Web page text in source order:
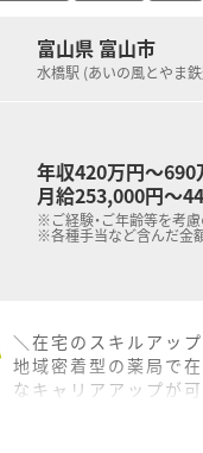
富山県 富山市
水橋駅 (あいの風とやま
年収420万円～690
月給253,000円～
※ご経験・ご年齢等を考
※各種手当など含んだ金
＼在宅のスキルアップ
地域密着型の薬局で
なキャリアアップが可